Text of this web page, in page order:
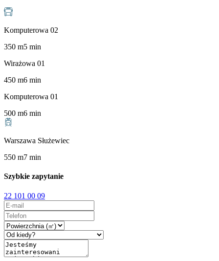
Komputerowa 02
350 m5 min
Wirażowa 01
450 m6 min
Komputerowa 01
500 m6 min
Warszawa Służewiec
550 m7 min
Szybkie zapytanie
22 101 00 09